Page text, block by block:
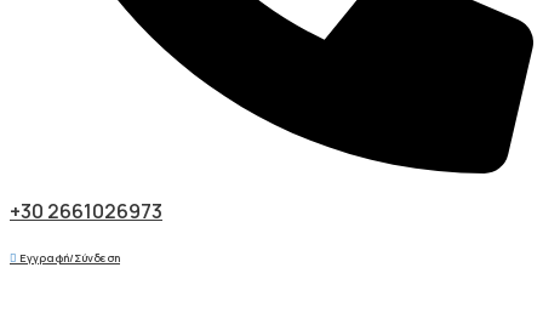
+30 2661026973
Εγγραφή/Σύνδεση